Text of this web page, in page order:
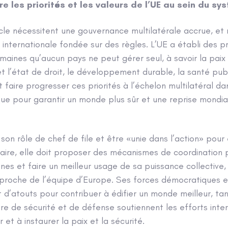
les priorités et les valeurs de l’UE au sein du
nécessitent une gouvernance multilatérale accrue, et
internationale fondée sur des règles. L’UE a établi des
qu’aucun pays ne peut gérer seul, à savoir la
l’état de droit, le développement durable, la santé
faire progresser ces priorités à l’échelon multilatéral
pour garantir un monde plus sûr et une reprise
son rôle de chef de file et être «unie dans l’action»
elle doit proposer des mécanismes de coordination
et faire un meilleur usage de sa puissance
de l’équipe d’Europe. Ses forces démocratiques
pour contribuer à édifier un monde meilleur,
de sécurité et de défense soutiennent les efforts
et à instaurer la paix et la sécurité.